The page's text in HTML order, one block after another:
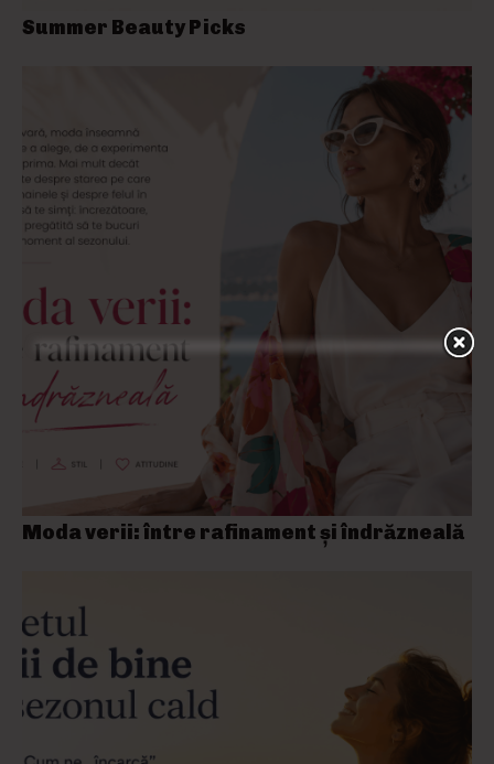
Summer Beauty Picks
Moda verii: între rafinament și îndrăzneală